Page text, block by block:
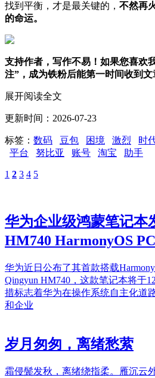
找到平衡，才是最关键的， 不然再
的命运。
支持作者，写作不易！如果您喜欢
注”，成为铁粉后能第一时间收到文
展开阅读全文
更新时间：2026-07-23
标签： 数码 豆包 困境 激烈 时
平台
努比亚 账号 淘宝 助手
1 2 3 4 5
华为企业级鸿蒙笔记本
HM740 HarmonyOS
华为近日公布了其首款搭载
Qingyun HM740，这款笔记本将于
措标志着华为在操作系统自主化道
和企业
岁月匆匆，离绪愁萦
霜侵鬓发秋，离绪绕指柔。雁沉